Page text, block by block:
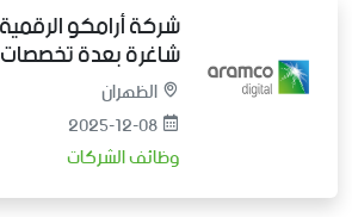
شاغرة بعدة تخصصات
الظهران
2025-12-08
وظائف الشركات